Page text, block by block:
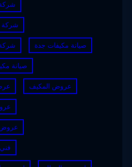
شركة
شركة
صيانة مكيفات جدة
صيانة
عروض المكيف
عروض